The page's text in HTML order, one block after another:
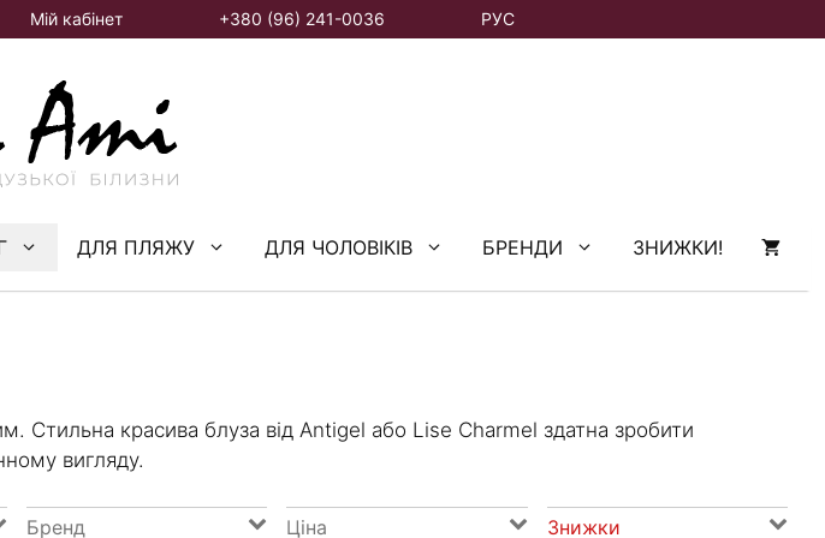
Мій кабінет +380 (96) 241-0036 РУС
ДЛЯ ПЛЯЖУ ДЛЯ ЧОЛОВІКІВ БРЕНДИ ЗНИЖКИ!
Стильна красива блуза від Antigel або Lise Charmel здатна зробити
вигляду.
Бренд Ціна Знижки